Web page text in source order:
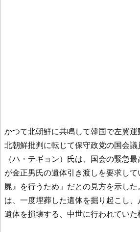
かつて北朝鮮に共鳴して韓国で左翼運
北朝鮮批判に転じて保守政党の国会
（ハ・テギョン）氏は、国会の緊急
が金正男氏の遺体引き渡しを要求し
屍』を行うため」だとの見方を示した
は、一度埋葬した遺体を掘り起こし
遺体を損壊する、中世に行われていた